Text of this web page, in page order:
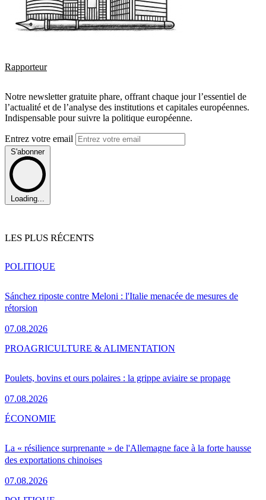
Rapporteur
Notre newsletter gratuite phare, offrant chaque jour l’essentiel de
l’actualité et de l’analyse des institutions et capitales européennes.
Indispensable pour suivre la politique européenne.
Entrez votre email
S'abonner
Loading...
LES PLUS RÉCENTS
Sánchez riposte contre Meloni : l'Italie menacée de mesures de
rétorsion
07.08.2026
POLITIQUE
Poulets, bovins et ours polaires : la grippe aviaire se propage
07.08.2026
PROAGRICULTURE & ALIMENTATION
La « résilience surprenante » de l'Allemagne face à la forte hausse
des exportations chinoises
07.08.2026
ÉCONOMIE